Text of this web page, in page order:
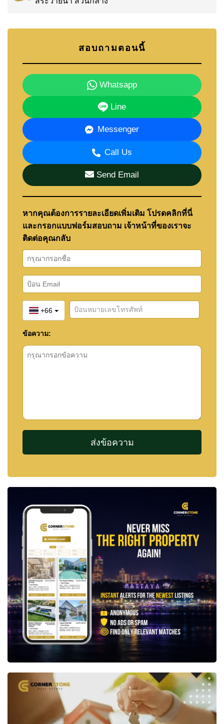
สอบถามตอนนี้
Whatsapp
Line
Messenger
Call Us
Send Email
หากคุณต้องการรายละเอียดเพิ่มเติม โปรดคลิกที่นี่
และกรอกแบบฟอร์มสอบถาม เจ้าหน้าที่ของเราจะ
ติดต่อคุณกลับ
+66
ข้อความ: